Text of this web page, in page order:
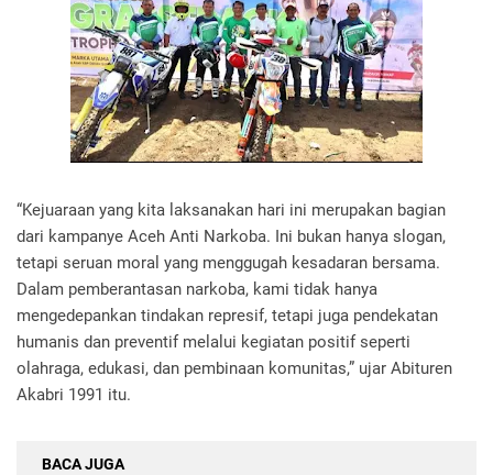
“Kejuaraan yang kita laksanakan hari ini merupakan bagian
dari kampanye Aceh Anti Narkoba. Ini bukan hanya slogan,
tetapi seruan moral yang menggugah kesadaran bersama.
Dalam pemberantasan narkoba, kami tidak hanya
mengedepankan tindakan represif, tetapi juga pendekatan
humanis dan preventif melalui kegiatan positif seperti
olahraga, edukasi, dan pembinaan komunitas,” ujar Abituren
Akabri 1991 itu.
BACA JUGA